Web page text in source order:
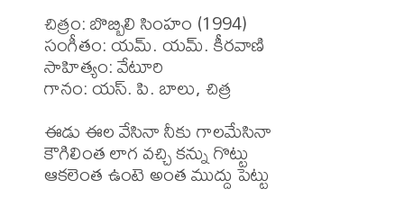
చిత్రం: బొబ్బిలి సింహం (1994)
సంగీతం: యమ్. యమ్. కీరవాణి
సాహిత్యం: వేటూరి
గానం: యస్. పి. బాలు, చిత్ర
ఈడు ఈల వేసినా నీకు గాలమేసినా
కౌగిలింత లాగ వచ్చి కన్ను గొట్టు
ఆకలెంత ఉంటె అంత ముద్దు పెట్టు